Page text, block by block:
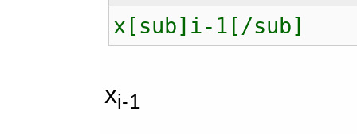
x[sub]i-1[/sub]
xi-1